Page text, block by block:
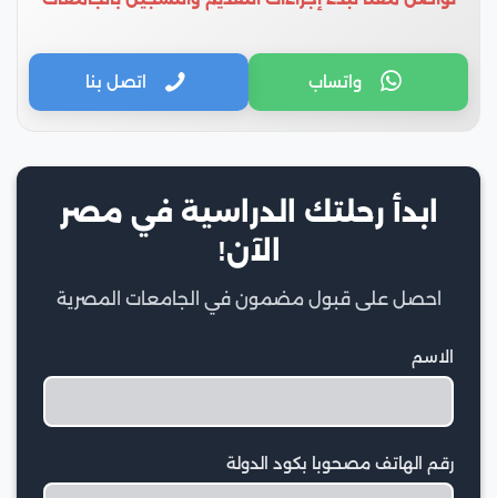
واتساب اتصل بنا
ابدأ رحلتك الدراسية في مصر
الآن!
احصل على قبول مضمون في الجامعات المصرية
الاسم
رقم الهاتف مصحوبا بكود الدولة